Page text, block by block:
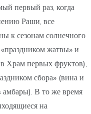
первый раз, когда
Раши, все
к сезонам солнечного
жатвы» и
Храм первых фруктов),
сбора» (вина и
амбары). В то же время
на